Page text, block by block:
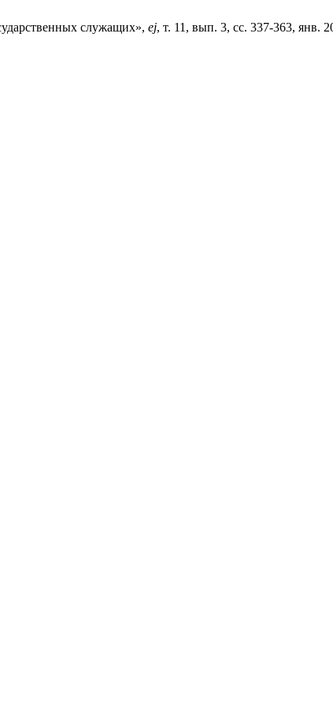
служащих», ej, т. 11, вып. 3, сс. 337-363, янв.